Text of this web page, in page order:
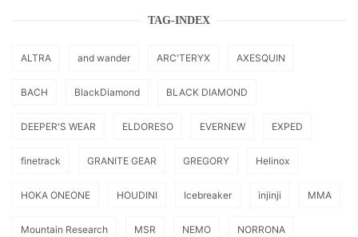
TAG-INDEX
ALTRA and wander ARC'TERYX AXESQUIN
BACH BlackDiamond BLACK DIAMOND
DEEPER'S WEAR ELDORESO EVERNEW EXPED
finetrack GRANITE GEAR GREGORY Helinox
HOKA ONEONE HOUDINI Icebreaker injinji MMA
Mountain Research MSR NEMO NORRONA